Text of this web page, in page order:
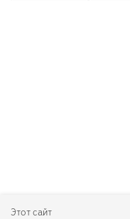
Этот сайт